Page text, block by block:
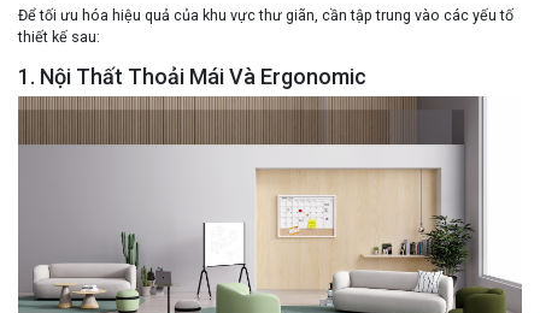
Để tối ưu hóa hiệu quả của khu vực thư giãn, cần tập trung vào các yếu tố
thiết kế sau:
1. Nội Thất Thoải Mái Và Ergonomic